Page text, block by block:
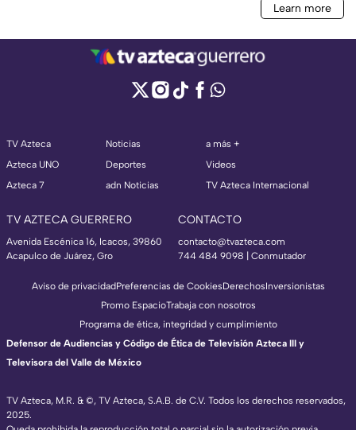
TV Azteca
Azteca UNO
Azteca 7
Noticias
Deportes
adn Noticias
a más +
Videos
TV Azteca Internacional
TV AZTECA GUERRERO
Avenida Escénica 16, Icacos, 39860
Acapulco de Juárez, Gro
CONTACTO
contacto@tvazteca.com
744 484 9098 | Conmutador
TV Azteca, M.R. & ©, TV Azteca, S.A.B. de C.V. Todos los derechos reservados,
2025.
Aviso de privacidadPreferencias de CookiesDerechosInversionistas
Promo EspacioTrabaja con nosotros
Programa de ética, integridad y cumplimiento
Defensor de Audiencias y Código de Ética de Televisión Azteca III y
Televisora del Valle de México